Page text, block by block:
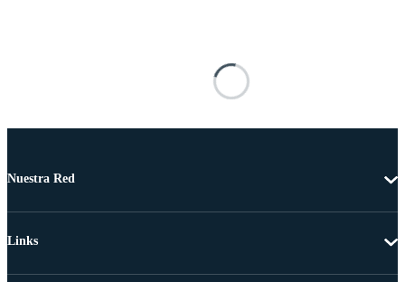
Nuestra Red
Links